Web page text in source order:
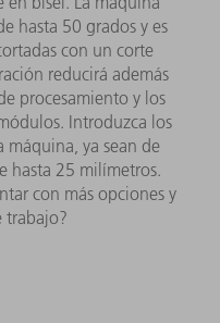
hasta 50 grados y es
con un corte
reducirá además
procesamiento y los
Introduzca los
máquina, ya sean de
hasta 25 milímetros.
con más opciones y
trabajo?